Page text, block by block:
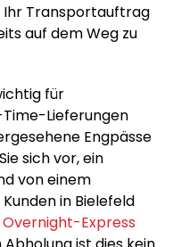
Ihr Transportauftrag
auf dem Weg zu
für
Lieferungen
Engpässe
sich vor, ein
von einem
in Bielefeld
Overnight-Express